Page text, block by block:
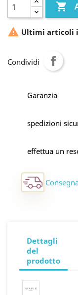

 Ultimi articoli
Condividi
Garanzia
spedizioni
effettua un
Dettagli
del
prodotto